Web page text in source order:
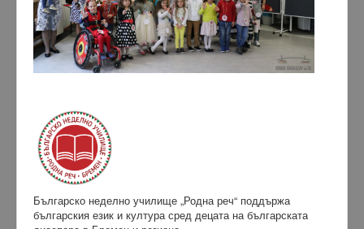
Българско неделно училище „Родна реч“ поддържа
българския език и култура сред децата на българската